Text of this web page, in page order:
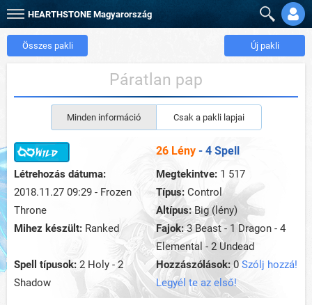
HEARTHSTONE Magyarország
Összes pakli Új pakli
Páratlan pap
Minden információ Csak a pakli lapjai
26 Lény - 4 Spell
Létrehozás dátuma:
2018.11.27 09:29 - Frozen
Throne
Megtekintve: 1 517
Típus: Control
Altípus: Big (lény)
Mihez készült: Ranked Fajok:3 Beast - 1 Dragon - 4
Elemental - 2 Undead
Spell típusok: 2 Holy - 2
Shadow
Hozzászólások: 0 Szólj hozzá!
Legyél te az első!